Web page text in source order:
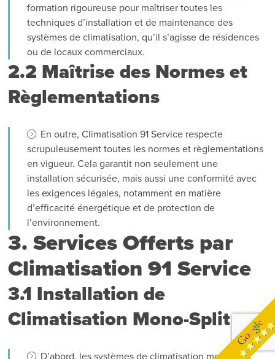
formation rigoureuse pour maîtriser toutes les
techniques d’installation et de maintenance des
systèmes de climatisation, qu’il s’agisse de résidences
ou de locaux commerciaux.
2.2 Maîtrise des Normes et
Règlementations
En outre, Climatisation 91 Service respecte
scrupuleusement toutes les normes et règlementations
en vigueur. Cela garantit non seulement une
installation sécurisée, mais aussi une conformité avec
les exigences légales, notamment en matière
d’efficacité énergétique et de protection de
l’environnement.
3. Services Offerts par
Climatisation 91 Service
3.1 Installation de
Climatisation Mono-Split
D’abord, les systèmes de climatisation mono-split